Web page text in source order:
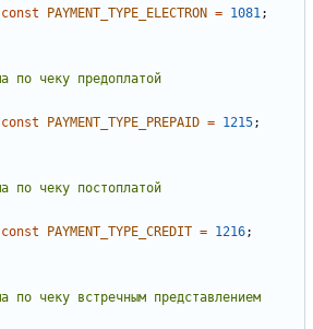
const PAYMENT_TYPE_ELECTRON = 1081;
const PAYMENT_TYPE_PREPAID = 1215;
const PAYMENT_TYPE_CREDIT = 1216;